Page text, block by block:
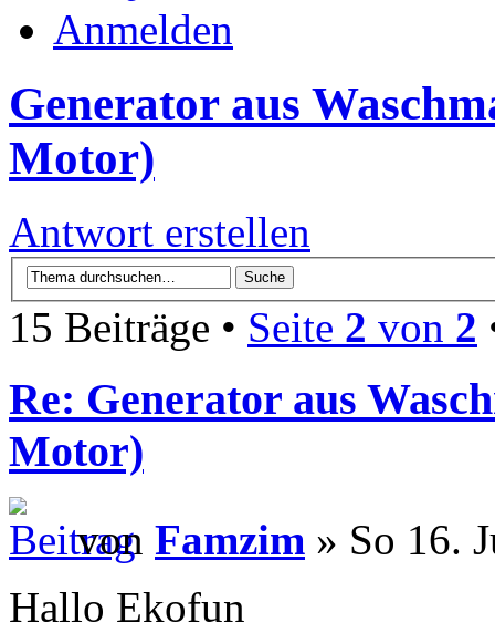
Anmelden
Generator aus
Motor)
Antwort erstellen
15 Beiträge • Seite 2 von 2
Re: Generator aus
Motor)
von Famzim » So 16.
Hallo Ekofun